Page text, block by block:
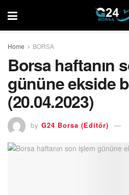
Home BORSA
Borsa haftanın
gününe ekside
(20.04.2023)
by G24 Borsa (Editör)